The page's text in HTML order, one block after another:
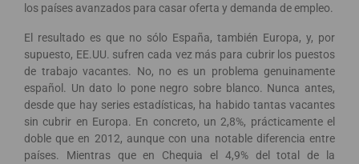
los países avanzados para casar oferta y demanda de empleo.
El resultado es que no sólo España, también Europa, y, por
supuesto, EE.UU. sufren cada vez más para cubrir los puestos
de trabajo vacantes. No, no es un problema genuinamente
español. Un dato lo pone negro sobre blanco. Nunca antes,
desde que hay series estadísticas, ha habido tantas vacantes
sin cubrir en Europa. En concreto, un 2,8%, prácticamente el
doble que en 2012, aunque con una notable diferencia entre
países. Mientras que en Chequia el 4,9% del total de la